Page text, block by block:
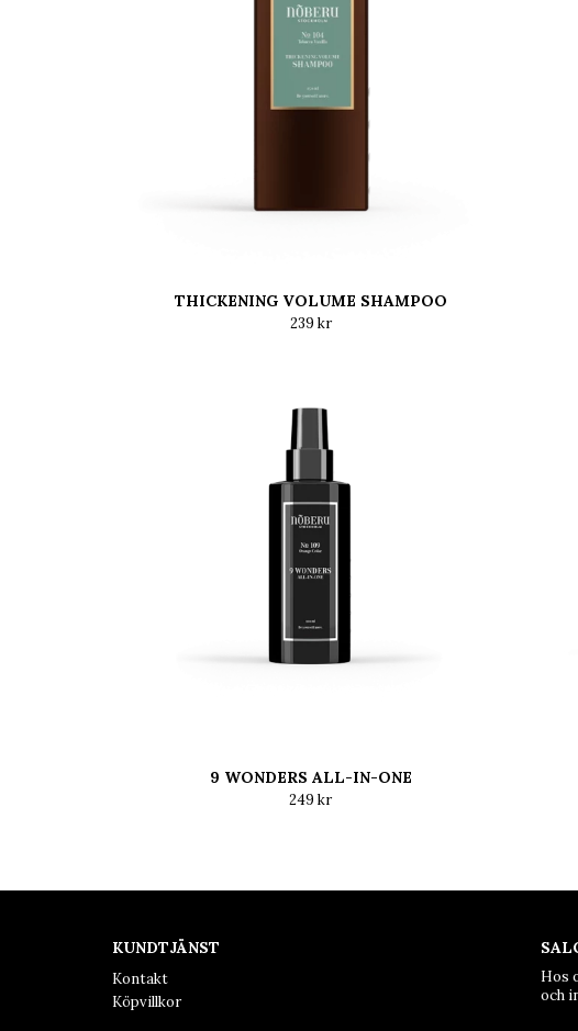
THICKENING VOLUME SHAMPOO
239 kr
9 WONDERS ALL-IN-ONE
249 kr
KUNDTJÄNST
Kontakt
Köpvillkor
Hos
och